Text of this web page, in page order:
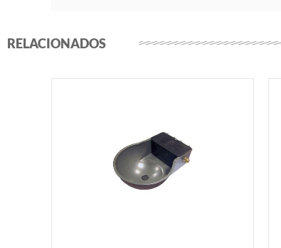
RELACIONADOS